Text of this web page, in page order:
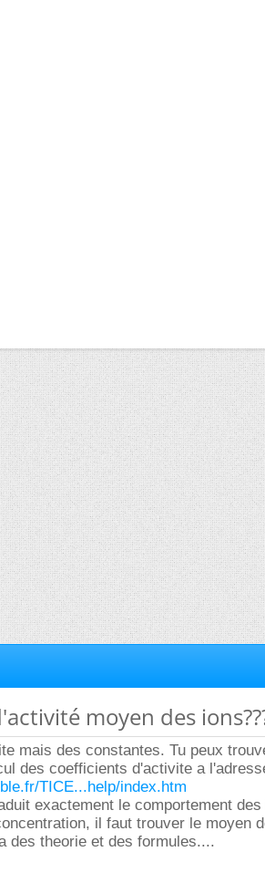
moyen des
mais des constantes. Tu peux
des coefficients d'activite a
TICE...help/index.htm
exactement le comportement
il faut trouver le moyen
des theorie et des formules....